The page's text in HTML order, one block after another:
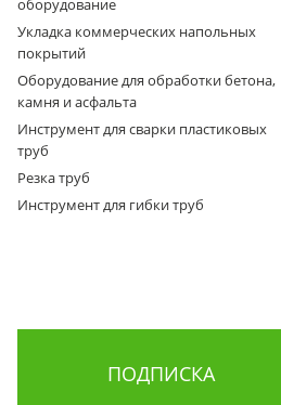
оборудование
Укладка коммерческих напольных
покрытий
Оборудование для обработки бетона,
камня и асфальта
Инструмент для сварки пластиковых
труб
Резка труб
Инструмент для гибки труб
ПОДПИСКА